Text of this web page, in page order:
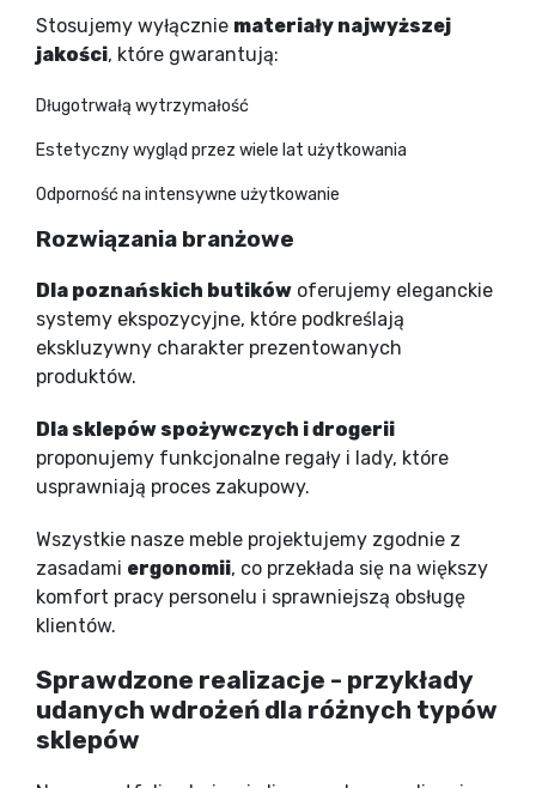
Stosujemy wyłącznie materiały najwyższej
jakości, które gwarantują:
Długotrwałą wytrzymałość
Estetyczny wygląd przez wiele lat użytkowania
Odporność na intensywne użytkowanie
Rozwiązania branżowe
Dla poznańskich butików oferujemy eleganckie
systemy ekspozycyjne, które podkreślają
ekskluzywny charakter prezentowanych
produktów.
Dla sklepów spożywczych i drogerii
proponujemy funkcjonalne regały i lady, które
usprawniają proces zakupowy.
Wszystkie nasze meble projektujemy zgodnie z
zasadami ergonomii, co przekłada się na większy
komfort pracy personelu i sprawniejszą obsługę
klientów.
Sprawdzone realizacje - przykłady
udanych wdrożeń dla różnych typów
sklepów